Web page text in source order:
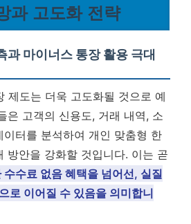
과 고도화 전략
과 마이너스 통장 활용 극대
제도는 더욱 고도화될 것으로 예
은 고객의 신용도, 거래 내역, 소
터를 분석하여 개인 맞춤형 한
방안을 강화할 것입니다. 이는 곧
수수료 없음 혜택을 넘어선, 실질
로 이어질 수 있음을 의미합니